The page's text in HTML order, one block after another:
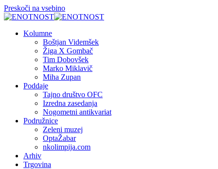
Preskoči na vsebino
Kolumne
Boštjan Videmšek
Žiga X Gombač
Tim Dobovšek
Marko Miklavič
Miha Zupan
Poddaje
Tajno društvo OFC
Izredna zasedanja
Nogometni antikvariat
Podružnice
Zeleni muzej
OptaŽabar
nkolimpija.com
Arhiv
Trgovina